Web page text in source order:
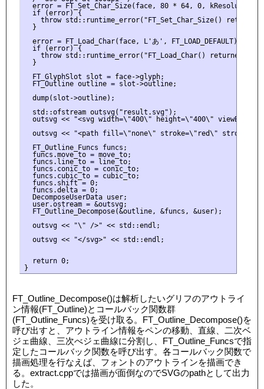
error = FT_Set_Char_Size(face, 80 * 64, 0, kResolution,
  if (error) {
throw std::runtime_error("FT_Set_Char_Size() returned
  }
  error = FT_Load_Char(face, L'あ', FT_LOAD_DEFAULT);
  if (error) {
throw std::runtime_error("FT_Load_Char() returned
  }
  FT_GlyphSlot slot = face->glyph;
  FT_Outline outline = slot->outline;
  dump(slot->outline);
  std::ofstream outsvg("result.svg");
outsvg << "<svg width=\"400\" height=\"400\"
outsvg << "<path fill=\"none\" stroke=\"red\" stroke-
  FT_Outline_Funcs funcs;
  funcs.move_to = move_to;
  funcs.line_to = line_to;
  funcs.conic_to = conic_to;
  funcs.cubic_to = cubic_to;
  funcs.shift = 0;
  funcs.delta = 0;
  DecomposeUserData user;
  user.ostream = &outsvg;
  FT_Outline_Decompose(&outline, &funcs, &user);
  outsvg << "\" />" << std::endl;
  outsvg << "</svg>" << std::endl;
  return 0;
}
FT_Outline_Decompose()は解析したいグリフのアウトライ
ン情報(FT_Outline)とコールバック関数群
(FT_Outline_Funcs)を受け取る。FT_Outline_Decompose()を
呼び出すと、アウトライン情報をペンの移動、直線、二次ベ
ジェ曲線、三次べジェ曲線に分割し、FT_Outline_Funcsで指
定したコールバック関数を呼び出す。各コールバック関数で
描画処理を行なえば、フォントのアウトラインを描画でき
る。extract.cppでは描画が面倒なのでSVGのpathとして出力
した。